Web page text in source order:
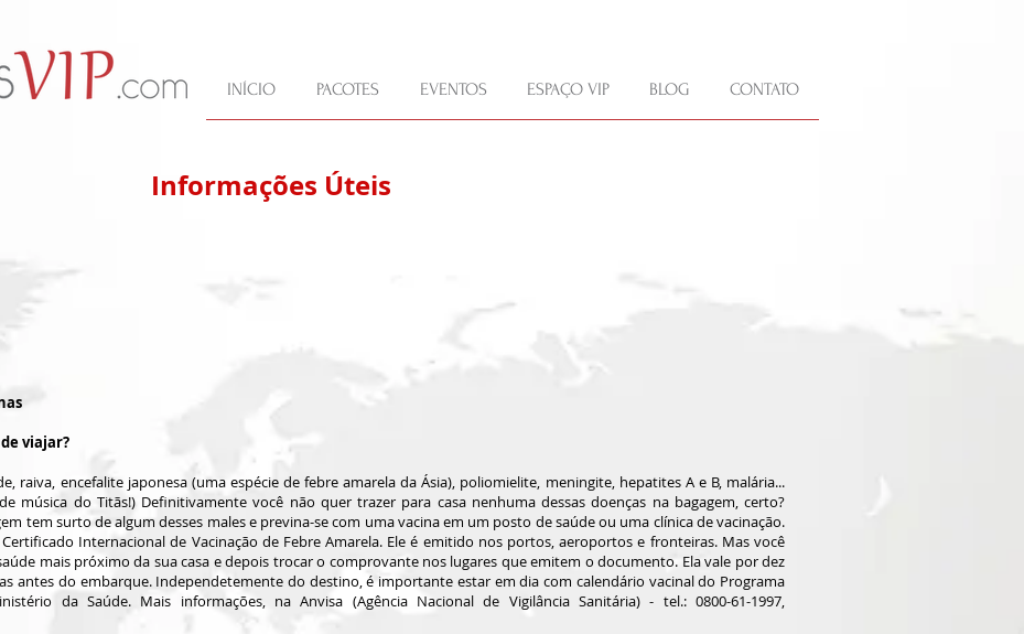
INÍCIO PACOTES EVENTOS ESPAÇO VIP BLOG CONTATO
Informações Úteis
viajar?
raiva, encefalite japonesa (uma espécie de febre amarela da Ásia), poliomielite, meningite, hepatites A e B, malária...
música do Titãs!) Definitivamente você não quer trazer para casa nenhuma dessas doenças na bagagem, certo?
tem surto de algum desses males e previna-se com uma vacina em um posto de saúde ou uma clínica de vacinação.
Internacional de Vacinação de Febre Amarela. Ele é emitido nos portos, aeroportos e fronteiras. Mas você
mais próximo da sua casa e depois trocar o comprovante nos lugares que emitem o documento. Ela vale por dez
antes do embarque. Independetemente do destino, é importante estar em dia com calendário vacinal do Programa
da Saúde. Mais informações, na Anvisa (Agência Nacional de Vigilância Sanitária) - tel.: 0800-61-1997,